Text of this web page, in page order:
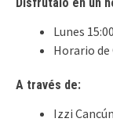
Lunes
Horario de
A través de:
Izzi